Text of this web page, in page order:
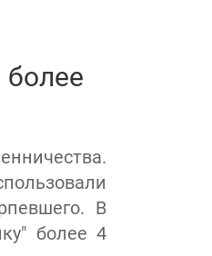
В
более 4